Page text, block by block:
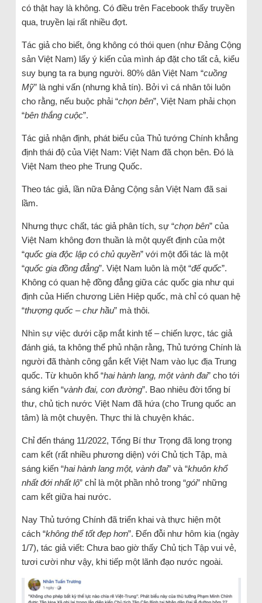
có thật hay là không. Có điều trên Facebook thấy truyền
qua, truyền lại rất nhiều đợt.
Tác giả cho biết, ông không có thói quen (như Đảng Cộng
sản Việt Nam) lấy ý kiến của mình áp đặt cho tất cả, kiểu
suy bụng ta ra bụng người. 80% dân Việt Nam “cuồng
Mỹ” là nghi vấn (nhưng khả tín). Bởi vì cá nhân tôi luôn
cho rằng, nếu buộc phải “chọn bên”, Việt Nam phải chọn
“bên thắng cuộc”.
Tác giả nhận định, phát biểu của Thủ tướng Chính khẳng
định thái độ của Việt Nam: Việt Nam đã chọn bên. Đó là
Việt Nam theo phe Trung Quốc.
Theo tác giả, lần nữa Đảng Cộng sản Việt Nam đã sai
lầm.
Nhưng thực chất, tác giả phân tích, sự “chọn bên” của
Việt Nam không đơn thuần là một quyết định của một
“quốc gia độc lập có chủ quyền” với một đối tác là một
“quốc gia đồng đẳng”. Việt Nam luôn là một “đế quốc”.
Không có quan hệ đồng đẳng giữa các quốc gia như qui
định của Hiến chương Liên Hiệp quốc, mà chỉ có quan hệ
“thượng quốc – chư hầu” mà thôi.
Nhìn sự việc dưới cặp mắt kinh tế – chiến lược, tác giả
đánh giá, ta không thể phủ nhận rằng, Thủ tướng Chính là
người đã thành công gắn kết Việt Nam vào lục địa Trung
quốc. Từ khuôn khổ “hai hành lang, một vành đai” cho tới
sáng kiến “vành đai, con đường”. Bao nhiêu đời tổng bí
thư, chủ tịch nước Việt Nam đã hứa (cho Trung quốc an
tâm) là một chuyện. Thực thi là chuyện khác.
Chỉ đến tháng 11/2022, Tổng Bí thư Trọng đã long trọng
cam kết (rất nhiều phương diện) với Chủ tịch Tập, mà
sáng kiến “hai hành lang một, vành đai” và “khuôn khổ
nhất đới nhất lộ” chỉ là một phần nhỏ trong “gói” những
cam kết giữa hai nước.
Nay Thủ tướng Chính đã triển khai và thực hiện một
cách “không thể tốt đẹp hơn”. Đến đỗi như hôm kia (ngày
1/7), tác giả viết: Chưa bao giờ thấy Chủ tịch Tập vui vẻ,
tươi cười như vậy, khi tiếp một lãnh đạo nước ngoài.